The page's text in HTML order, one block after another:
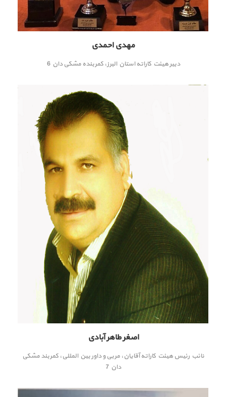
مهدی احمدی
دبیر هیئت کاراته استان البرز، کمربنده مشکی دان 6
اصغر طاهر آبادی
نائب رئیس هیئت کاراته آقایان، مربی و داور بین المللی، کمربند مشکی
دان 7